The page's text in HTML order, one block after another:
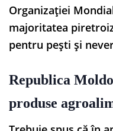
Organizației
majoritatea
pentru pești și
Republica
produse